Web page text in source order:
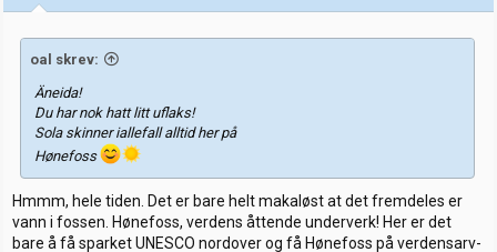
r
oal skrev:
Äneida!
Du har nok hatt litt uflaks!
Sola skinner iallefall alltid her på
Hønefoss
Hmmm, hele tiden. Det er bare helt makaløst at det fremdeles er
vann i fossen. Hønefoss, verdens åttende underverk! Her er det
bare å få sparket UNESCO nordover og få Hønefoss på verdensarv-